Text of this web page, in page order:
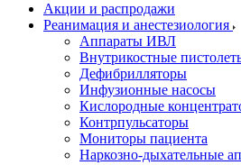
Акции и распродажи
Реанимация и анестезиология
Аппараты ИВЛ
Внутрикостные
Дефибрилляторы
Инфузионные насосы
Кислородные
Контрпульсаторы
Мониторы пациента
Наркозно-дыхательные